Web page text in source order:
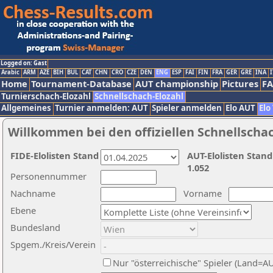
Logged on: Gast
Arabic ARM AZE BIH BUL CAT CHN CRO CZE DEN ENG ESP FAI FIN FRA GER GRE INA
Home Tournament-Database AUT championship Pictures
Turnierschach-Elozahl Schnellschach-Elozahl
Allgemeines Turnier anmelden: AUT Spieler anmelden Elo AUT
Willkommen bei den offiziellen
Nachname
Vorname
Ebene
Personennummer
Bundesland
Spgem./Kreis/Verein
Nur "österreichische" Spieler
AUT-Elolisten
1.052
FIDE-Elolisten Stand